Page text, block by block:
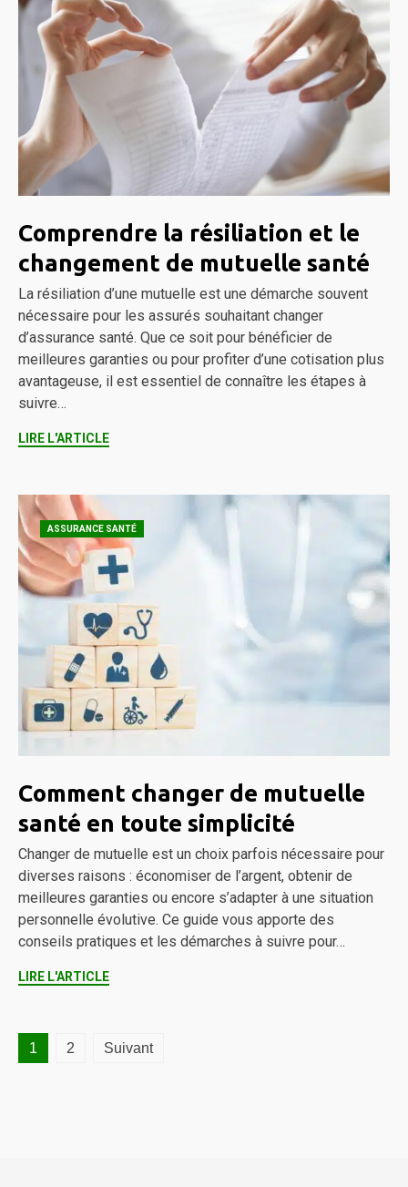
Comprendre la résiliation et le
changement de mutuelle santé
La résiliation d’une mutuelle est une démarche souvent
nécessaire pour les assurés souhaitant changer
d’assurance santé. Que ce soit pour bénéficier de
meilleures garanties ou pour profiter d’une cotisation plus
avantageuse, il est essentiel de connaître les étapes à
suivre…
LIRE L'ARTICLE
ASSURANCE SANTÉ
Comment changer de mutuelle
santé en toute simplicité
Changer de mutuelle est un choix parfois nécessaire pour
diverses raisons : économiser de l’argent, obtenir de
meilleures garanties ou encore s’adapter à une situation
personnelle évolutive. Ce guide vous apporte des
conseils pratiques et les démarches à suivre pour…
LIRE L'ARTICLE
Pagination
1 2 Suivant